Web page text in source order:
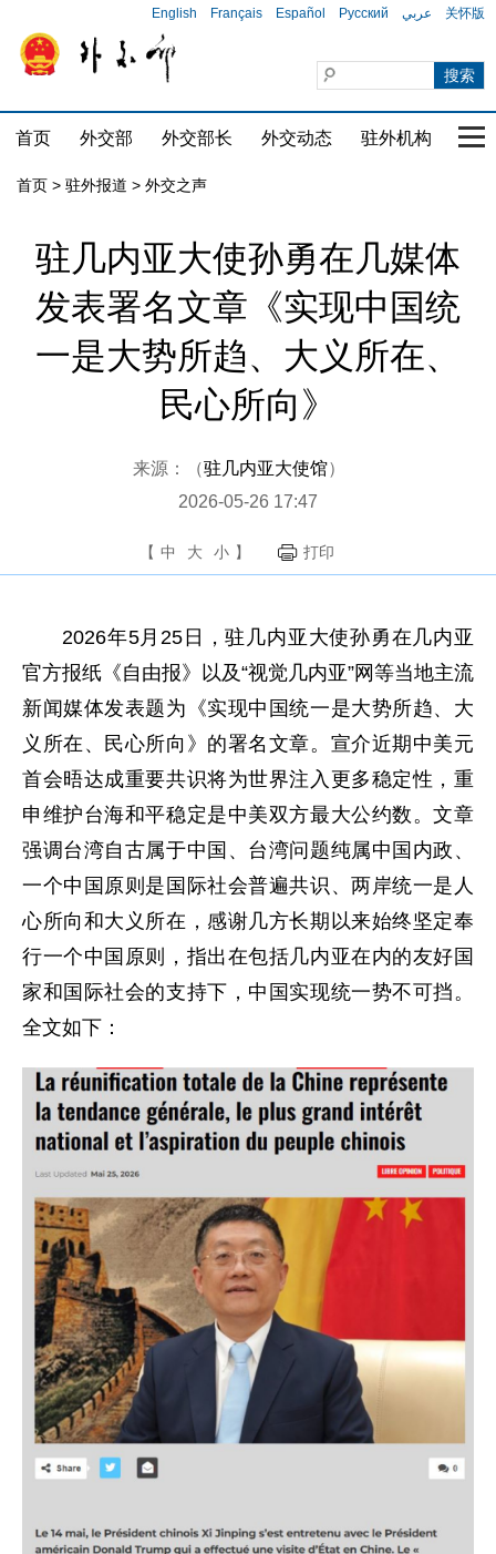
English Français Español Русский عربي 关怀版
首页 外交部 外交部长 外交动态 驻外机构 国
首页 > 驻外报道 > 外交之声
驻几内亚大使孙勇在几媒体
发表署名文章《实现中国统
一是大势所趋、大义所在、
民心所向》
来源：（驻几内亚大使馆）
2026-05-26 17:47
【 中 大 小 】 打印
2026年5月25日，驻几内亚大使孙勇在几内亚
官方报纸《自由报》以及“视觉几内亚”网等当地主流
新闻媒体发表题为《实现中国统一是大势所趋、大
义所在、民心所向》的署名文章。宣介近期中美元
首会晤达成重要共识将为世界注入更多稳定性，重
申维护台海和平稳定是中美双方最大公约数。文章
强调台湾自古属于中国、台湾问题纯属中国内政、
一个中国原则是国际社会普遍共识、两岸统一是人
心所向和大义所在，感谢几方长期以来始终坚定奉
行一个中国原则，指出在包括几内亚在内的友好国
家和国际社会的支持下，中国实现统一势不可挡。
全文如下：